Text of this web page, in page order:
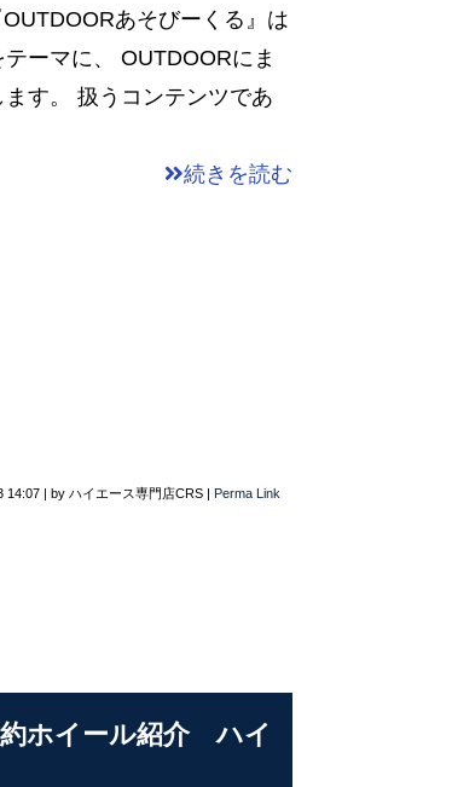
あそびーくる』は
ーマに、 OUTDOORにま
す。 扱うコンテンツであ
続きを読む
14:07 by ハイエース専門店CRS Perma Link
約ホイール紹介 ハイ